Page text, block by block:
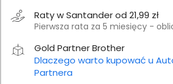
Raty w Santander od 21,99 zł
Pierwsza rata za 5 miesięcy -
Gold Partner Brother
Dlaczego warto kupować u
Partnera